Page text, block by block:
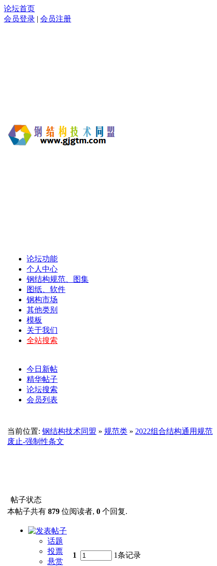
论坛首页
会员登录 | 会员注册
论坛功能
个人中心
钢结构规范、图集
图纸、软件
钢构市场
其他类别
模板
关于我们
全站搜索
今日新帖
精华帖子
论坛搜索
会员列表
当前位置: 钢结构技术同盟 » 规范类 » 2022组合结构通用规范
废止-强制性条文
帖子状态
本帖子共有 879 位阅读者, 0 个回复.
话题
投票
悬赏
1 1条记录